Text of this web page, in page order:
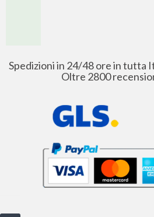
Spedizioni in 24/48 ore in tutta
Oltre 2800